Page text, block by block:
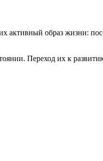
активный образ жизни:
Переход их к